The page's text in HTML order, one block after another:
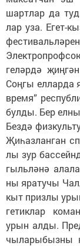
шарт­лар да
лар уза. Егет-
ге­ләр­дә
Соң­гы ел­лар­да
вре­мя”
бул­ды. Бер
Без­дә
Җи­һаз­лан­ган
лы зур
гыль­лә­нә
ны яра­ту­чы
кыт приз­лы
ге­тик­лар
урын ал­ды.
чы­ла­ры­быз­ны